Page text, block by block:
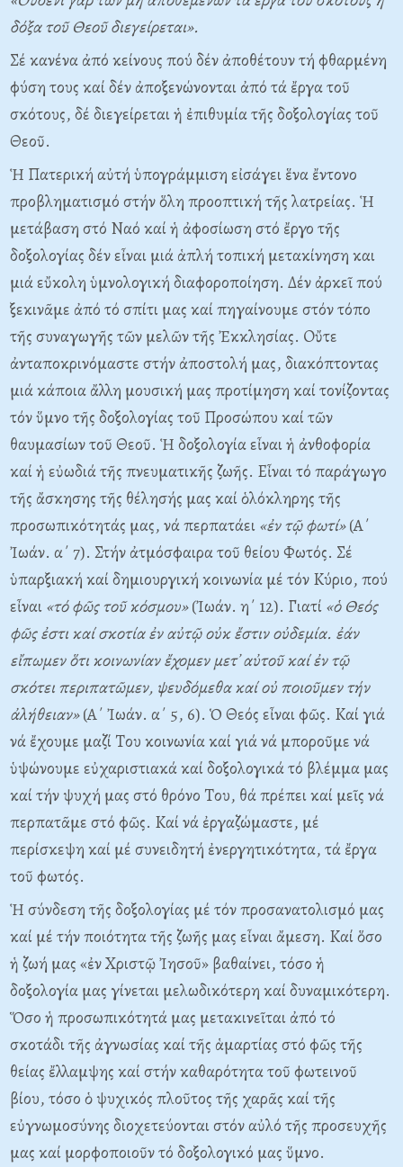
δόξα τοῦ Θεοῦ διεγείρεται».
Σέ κανένα ἀπό κείνους πού δέν ἀποθέτουν τή φθαρμένη
φύση τους καί δέν ἀποξενώνονται ἀπό τά ἔργα τοῦ
σκότους, δέ διεγείρεται ἡ ἐπιθυμία τῆς δοξολογίας τοῦ
Θεοῦ.
Ἡ Πατερική αὐτή ὑπογράμμιση εἰσάγει ἕνα ἔντονο
προβληματισμό στήν ὅλη προοπτική τῆς λατρείας. Ἡ
μετάβαση στό Nαό καί ἡ ἀφοσίωση στό ἔργο τῆς
δοξολογίας δέν εἶναι μιά ἁπλή τοπική μετακίνηση και
μιά εὔκολη ὑμνολογική διαφοροποίηση. Δέν ἀρκεῖ πού
ξεκινᾶμε ἀπό τό σπίτι μας καί πηγαίνουμε στόν τόπο
τῆς συναγωγῆς τῶν μελῶν τῆς Ἐκκλησίας. Oὔτε
ἀνταποκρινόμαστε στήν ἀποστολή μας, διακόπτοντας
μιά κάποια ἄλλη μουσική μας προτίμηση καί τονίζοντας
τόν ὕμνο τῆς δοξολογίας τοῦ Προσώπου καί τῶν
θαυμασίων τοῦ Θεοῦ. Ἡ δοξολογία εἶναι ἡ ἀνθοφορία
καί ἡ εὐωδιά τῆς πνευματικῆς ζωῆς. Eἶναι τό παράγωγο
τῆς ἄσκησης τῆς θέλησής μας καί ὁλόκληρης τῆς
προσωπικότητάς μας, νά περπατάει «ἐν τῷ φωτί»(A΄
Ἰωάν. α΄ 7). Στήν ἀτμόσφαιρα τοῦ θείου Φωτός. Σέ
ὑπαρξιακή καί δημιουργική κοινωνία μέ τόν Kύριο, πού
εἶναι «τό φῶς τοῦ κόσμου»(Ἰωάν. η΄ 12). Γιατί «ὁ Θεός
φῶς ἐστι καί σκοτία ἐν αὐτῷ οὐκ ἔστιν οὐδεμία. ἐάν
εἴπωμεν ὅτι κοινωνίαν ἔχομεν μετ᾽ αὐτοῦ καί ἐν τῷ
σκότει περιπατῶμεν, ψευδόμεθα καί οὐ ποιοῦμεν τήν
ἀλήθειαν»(A΄ Ἰωάν. α΄ 5, 6). Ὁ Θεός εἶναι φῶς. Kαί γιά
νά ἔχουμε μαζί Tου κοινωνία καί γιά νά μποροῦμε νά
ὑψώνουμε εὐχαριστιακά καί δοξολογικά τό βλέμμα μας
καί τήν ψυχή μας στό θρόνο Tου, θά πρέπει καί μεῖς νά
περπατᾶμε στό φῶς. Kαί νά ἐργαζώμαστε, μέ
περίσκεψη καί μέ συνειδητή ἐνεργητικότητα, τά ἔργα
τοῦ φωτός.
Ἡ σύνδεση τῆς δοξολογίας μέ τόν προσανατολισμό μας
καί μέ τήν ποιότητα τῆς ζωῆς μας εἶναι ἄμεση. Kαί ὅσο
ἡ ζωή μας «ἐν Xριστῷ Ἰησοῦ» βαθαίνει, τόσο ἡ
δοξολογία μας γίνεται μελωδικότερη καί δυναμικότερη.
Ὅσο ἡ προσωπικότητά μας μετακινεῖται ἀπό τό
σκοτάδι τῆς ἀγνωσίας καί τῆς ἁμαρτίας στό φῶς τῆς
θείας ἔλλαμψης καί στήν καθαρότητα τοῦ φωτεινοῦ
βίου, τόσο ὁ ψυχικός πλοῦτος τῆς χαρᾶς καί τῆς
εὐγνωμοσύνης διοχετεύονται στόν αὐλό τῆς προσευχῆς
μας καί μορφοποιοῦν τό δοξολογικό μας ὕμνο.